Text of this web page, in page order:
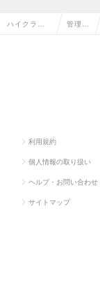
ハイクラス 管理部
利用規約
個人情報の取り扱い
ヘルプ・お問い合わせ
サイトマップ